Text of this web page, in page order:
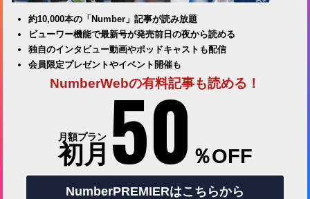
約10,000本の「Number」記事が読み放題
ビューワー機能で最新号が発売前日の夜から読める
独自のインタビュー動画やポッドキャストも配信
会員限定プレゼントやイベント開催も
NumberWebの有料記事も読める！
月額プラン
初月 50 ％OFF
NumberPREMIERはこちらから